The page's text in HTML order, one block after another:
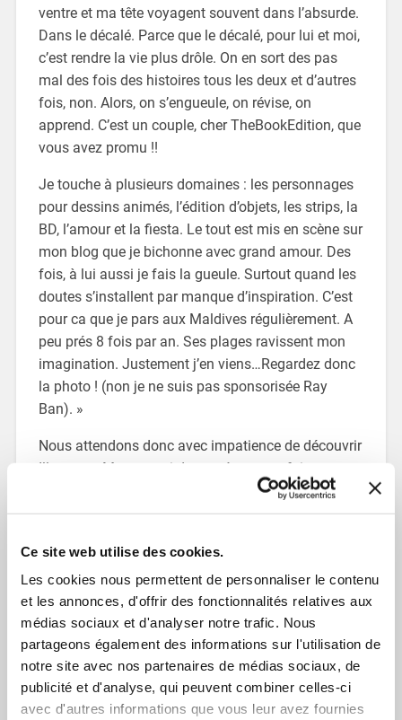
Ce site web utilise des cookies.
Les cookies nous permettent de personnaliser le contenu
et les annonces, d'offrir des fonctionnalités relatives aux
médias sociaux et d'analyser notre trafic. Nous
partageons également des informations sur l'utilisation de
notre site avec nos partenaires de médias sociaux, de
publicité et d'analyse, qui peuvent combiner celles-ci
avec d'autres informations que vous leur avez fournies
ventre et ma tête voyagent souvent dans l’absurde.
Dans le décalé. Parce que le décalé, pour lui et moi,
c’est rendre la vie plus drôle. On en sort des pas
mal des fois des histoires tous les deux et d’autres
fois, non. Alors, on s’engueule, on révise, on
apprend. C’est un couple, cher TheBookEdition, que
vous avez promu !!
Je touche à plusieurs domaines : les personnages
pour dessins animés, l’édition d’objets, les strips, la
BD, l’amour et la fiesta. Le tout est mis en scène sur
mon blog que je bichonne avec grand amour. Des
fois, à lui aussi je fais la gueule. Surtout quand les
doutes s’installent par manque d’inspiration. C’est
pour ca que je pars aux Maldives régulièrement. A
peu prés 8 fois par an. Ses plages ravissent mon
imagination. Justement j’en viens…Regardez donc
la photo ! (non je ne suis pas sponsorisée Ray
Ban). »
Nous attendons donc avec impatience de découvrir
Illustrator Mamoot, ci-devant époux parfait.
Félicitations au couple que l’inspiration ne semble
pas délaisser longtemps, quoi qu’en dise Madame.
Mamoot ne seront pas présents à la remise des
prix à Angoulême, mais nous ne manquerons pas
de les présenter sur un salon ultérieur, avec leur
bébé TheBookEdition.com si justement gagné.
Partager l'article